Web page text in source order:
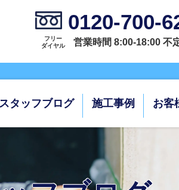
スタッフブログ 施工事例 お客
0120-700-
フリー
ダイヤル
営業時間 8:00-18:00 不